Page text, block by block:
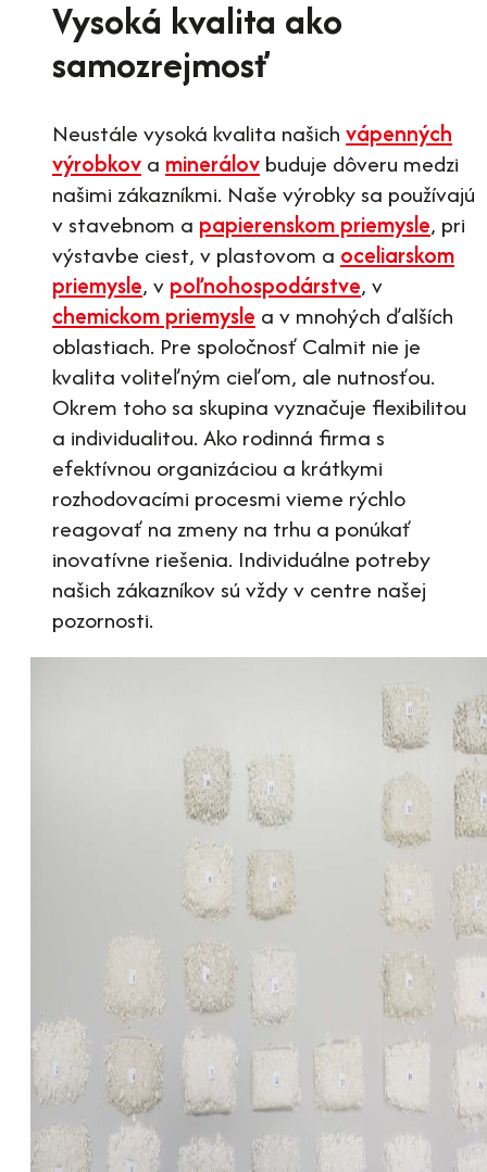
Vysoká kvalita ako
samozrejmosť
Neustále vysoká kvalita našich vápenných
výrobkov a minerálov buduje dôveru medzi
našimi zákazníkmi. Naše výrobky sa používajú
v stavebnom a papierenskom priemysle, pri
výstavbe ciest, v plastovom a oceliarskom
priemysle, v poľnohospodárstve, v
chemickom priemysle a v mnohých ďalších
oblastiach. Pre spoločnosť Calmit nie je
kvalita voliteľným cieľom, ale nutnosťou.
Okrem toho sa skupina vyznačuje flexibilitou
a individualitou. Ako rodinná firma s
efektívnou organizáciou a krátkymi
rozhodovacími procesmi vieme rýchlo
reagovať na zmeny na trhu a ponúkať
inovatívne riešenia. Individuálne potreby
našich zákazníkov sú vždy v centre našej
pozornosti.